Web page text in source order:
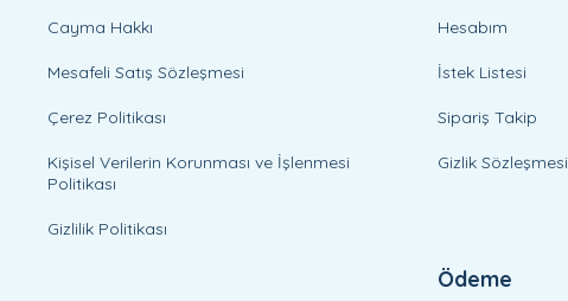
Cayma Hakkı
Mesafeli Satış Sözleşmesi
Çerez Politikası
Kişisel Verilerin Korunması ve İşlenmesi
Politikası
Gizlilik Politikası
Hesabım
İstek Listesi
Sipariş Takip
Gizlik Sözleşmesi
Ödeme